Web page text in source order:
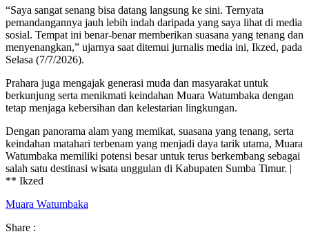
“Saya sangat senang bisa datang langsung ke sini. Ternyata
pemandangannya jauh lebih indah daripada yang saya lihat di media
sosial. Tempat ini benar-benar memberikan suasana yang tenang dan
menyenangkan,” ujarnya saat ditemui jurnalis media ini, Ikzed, pada
Selasa (7/7/2026).
Prahara juga mengajak generasi muda dan masyarakat untuk
berkunjung serta menikmati keindahan Muara Watumbaka dengan
tetap menjaga kebersihan dan kelestarian lingkungan.
Dengan panorama alam yang memikat, suasana yang tenang, serta
keindahan matahari terbenam yang menjadi daya tarik utama, Muara
Watumbaka memiliki potensi besar untuk terus berkembang sebagai
salah satu destinasi wisata unggulan di Kabupaten Sumba Timur. |
** Ikzed
Muara Watumbaka
Share :